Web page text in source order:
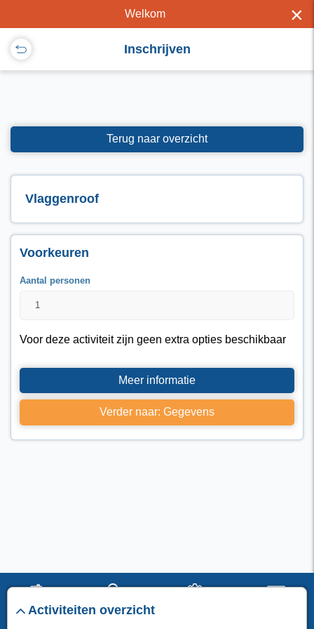
Welkom ×
Inschrijven
Terug naar overzicht
Vlaggenroof
Voorkeuren
Aantal personen
Voor deze activiteit zijn geen extra opties beschikbaar
Meer informatie
Verder naar: Gegevens
I Activiteiten overzicht
start verblijf